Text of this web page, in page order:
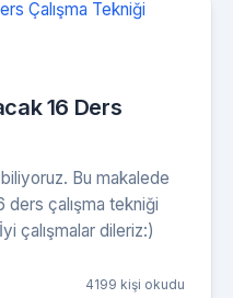
16 Ders
Bu makalede
ders çalışma tekniği
çalışmalar dileriz:)
4199 kişi okudu